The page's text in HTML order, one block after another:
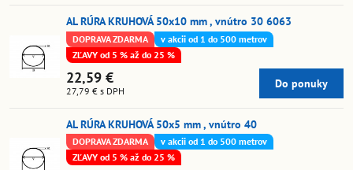
AL RÚRA KRUHOVÁ 50x10 mm , vnútro 30 6063
DOPRAVA ZDARMA
v akcii od 1 do 500 metrov
ZĽAVY od 5 % až do 25 %
22,59 €
27,79 € s DPH
Do ponuky
AL RÚRA KRUHOVÁ 50x5 mm , vnútro 40
DOPRAVA ZDARMA
v akcii od 1 do 500 metrov
ZĽAVY od 5 % až do 25 %